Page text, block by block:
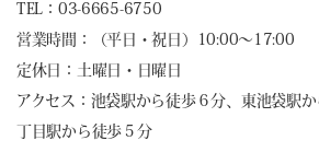
TEL：03-6665-6750
営業時間：（平日・祝日）10:00～17:00
定休日：土曜日・日曜日
アクセス：池袋駅から徒歩６分、東池袋駅
丁目駅から徒歩５分